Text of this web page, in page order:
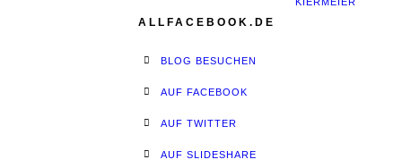
ALLFACEBOOK.DE
BLOG BESUCHEN
AUF FACEBOOK
AUF TWITTER
AUF SLIDESHARE